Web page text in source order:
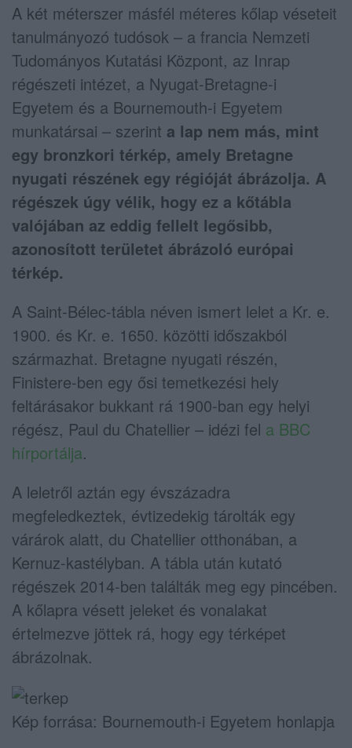
A két méterszer másfél méteres kőlap véseteit
tanulmányozó tudósok – a francia Nemzeti
Tudományos Kutatási Központ, az Inrap
régészeti intézet, a Nyugat-Bretagne-i
Egyetem és a Bournemouth-i Egyetem
munkatársai – szerint a lap nem más, mint
egy bronzkori térkép, amely Bretagne
nyugati részének egy régióját ábrázolja. A
régészek úgy vélik, hogy ez a kőtábla
valójában az eddig fellelt legősibb,
azonosított területet ábrázoló európai
térkép.
A Saint-Bélec-tábla néven ismert lelet a Kr. e.
1900. és Kr. e. 1650. közötti időszakból
származhat. Bretagne nyugati részén,
Finistere-ben egy ősi temetkezési hely
feltárásakor bukkant rá 1900-ban egy helyi
régész, Paul du Chatellier – idézi fel a BBC
hírportálja.
A leletről aztán egy évszázadra
megfeledkeztek, évtizedekig tárolták egy
várárok alatt, du Chatellier otthonában, a
Kernuz-kastélyban. A tábla után kutató
régészek 2014-ben találták meg egy pincében.
A kőlapra vésett jeleket és vonalakat
értelmezve jöttek rá, hogy egy térképet
ábrázolnak.
Kép forrása: Bournemouth-i Egyetem honlapja